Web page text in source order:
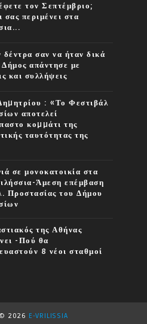
τον Σεπτέμβριο;
σας περιμένει στα
σαν να ήταν δικά
απάντησε με
και συλλήψεις
: «Το Φεστιβάλ
αποτελεί
κοµµάτι της
ταυτότητας της
σε μονοκατοικία στα
Άμεση επέμβαση
Προστασίας του Δήμου
της Αθήνας
-Πού θα
8 νέοι σταθμοί
2026 E-VRILISSIA